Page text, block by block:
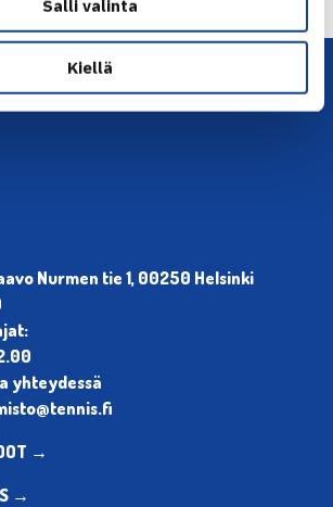
Salli valinta
Kiellä
Nurmen tie 1, 00250 Helsinki
yhteydessä
→
→